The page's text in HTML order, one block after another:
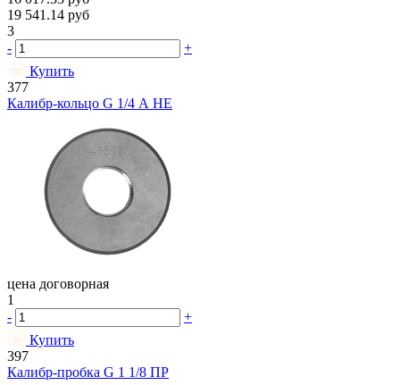
19 541.14 руб
3
-
+
Купить
377
Калибр-кольцо G 1/4 А НЕ
цена договорная
1
-
+
Купить
397
Калибр-пробка G 1 1/8 ПР